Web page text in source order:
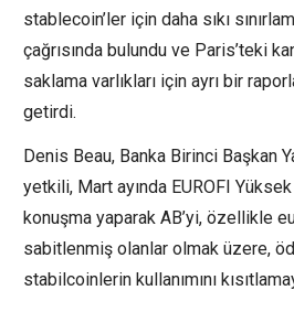
stablecoin’ler için daha sıkı
çağrısında bulundu ve Paris’teki
saklama varlıkları için ayrı bir
getirdi.
Denis Beau, Banka Birinci Başkan
yetkili, Mart ayında EUROFI
konuşma yaparak AB’yi, özellikle
sabitlenmiş olanlar olmak üzere,
stabilcoinlerin kullanımını